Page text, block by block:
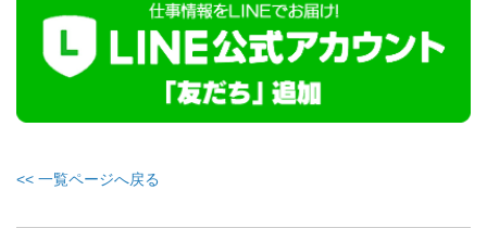
<< 一覧ページへ戻る